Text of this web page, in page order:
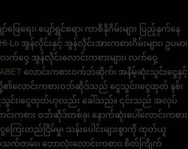
ေရေး၊ ပျော်ရွှင်စရာ၊ ကာစီနိုဂိမ်းများ ပြည့်နှက်နေ
အွန်လိုင်းနှင့် အွန်လိုင်းအားကစားဂိမ်းများ၊ ဥပမာ၊
က်ဝှေ့ အွန်လိုင်းလောင်းကစားများ၊ လက်ဝှေ့
လောင်းကစားဝက်ဘ်ဆိုက်၊ အနိမ့်ဆုံးသွင်းငွေနှင့်
၏လောင်းကစားဝဘ်ဆိုဒ်သည် ငွေသွင်း၊ငွေထုတ် နစ်၊
သွင်း၊ငွေထုတ်ဟုလည်း ခေါ်သည်။ ၎င်းသည် အလုပ်
းကစား ဝဘ်ဆိုဒ်တစ်ခု၊ နောက်ဆုံးပေါ်လောင်းကစား
ြေးတည်ငြိမ်မှု၊ သန်းပေါင်းများစွာကို ထုတ်ယူ
ာ်သက်တမ်း၊ ဘောလုံးလောင်းကစား၊ စိတ်ကြိုက်